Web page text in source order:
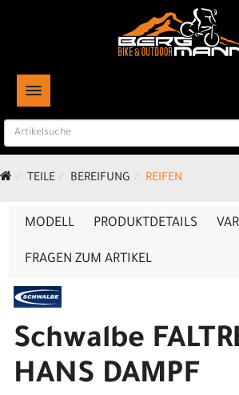
TOGGLE NAVIGATION
TEILE BEREIFUNG REIFEN
MODELL PRODUKTDETAILS
FRAGEN ZUM ARTIKEL
Schwalbe
HANS DAMPF